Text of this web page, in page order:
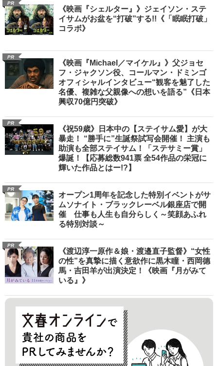
PR
《映画『シェルター』》ジェイソン・ステ
イサムがお盆を“打破”する!!《「眠眠打破」
コラボ》
PR
《映画『Michael／マイケル』》父ジョセ
フ・ジャクソン役、コールマン・ドミンゴ
オフィシャルインタビュー“観客を魅了した
名優、複雑な父親像への想いを語る”《日本
興収70億円突破》
PR
《祝59歳》日本中の【ステイサム愛】が大
暴走！ “勝手に”生誕祭試写会開催！ 主演も
助演も全部ステイサム！「ステサミー賞」
爆誕！【応募総数941票 全54作品の栄冠に
輝いた作品とはー!?】
PR
オープン1周年を記念した特別イベントがサ
ムソナイト・ブラックレーベル銀座店で開
催 仕事も人生も自分らしく～笑顔あふれ
る特別対談～
PR
《渡辺淳一原作＆娘・渡邉直子監督》“女性
の性”を真摯に描く意欲作に黒木瞳・西岡德
馬・吉田羊が出演決定！《映画『月がみて
いる』》